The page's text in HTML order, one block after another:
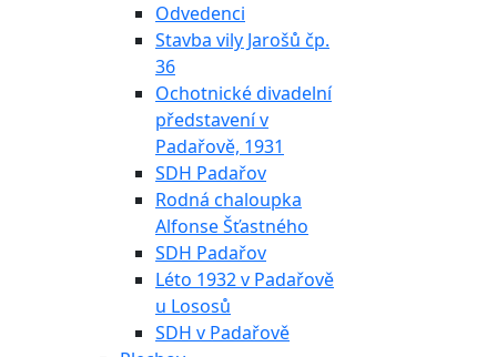
Odvedenci
Stavba vily Jarošů čp.
36
Ochotnické divadelní
představení v
Padařově, 1931
SDH Padařov
Rodná chaloupka
Alfonse Šťastného
SDH Padařov
Léto 1932 v Padařově
u Lososů
SDH v Padařově